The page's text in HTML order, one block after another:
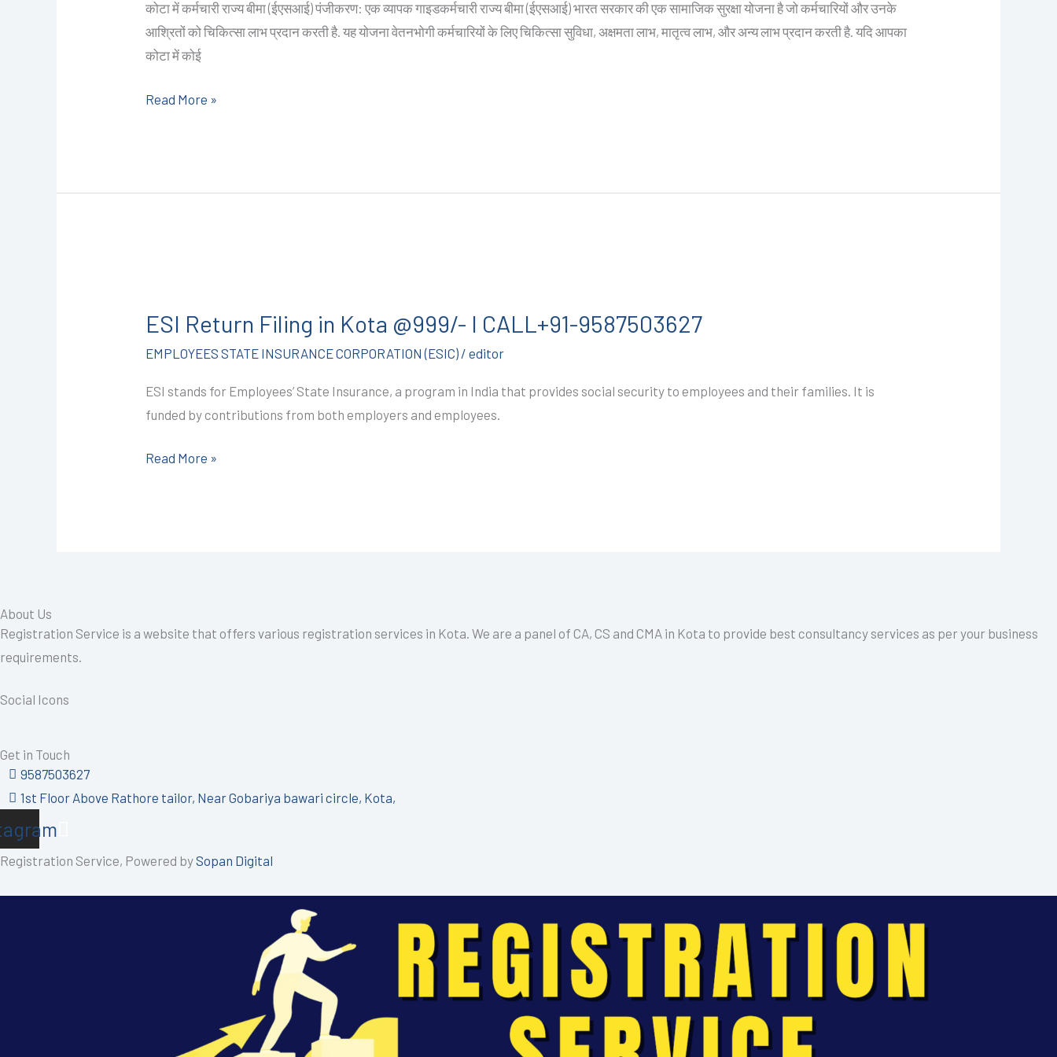
कोटा में कर्मचारी राज्य बीमा (ईएसआई) पंजीकरण: एक व्यापक गाइडकर्मचारी राज्य बीमा (ईएसआई) भारत सरकार की एक सामाजिक सुरक्षा योजना है जो कर्मचारियों और उनके
आश्रितों को चिकित्सा लाभ प्रदान करती है. यह योजना वेतनभोगी कर्मचारियों के लिए चिकित्सा सुविधा, अक्षमता लाभ, मातृत्व लाभ, और अन्य लाभ प्रदान करती है. यदि आपका
कोटा में कोई
(ईएसआई)
पंजीकरण
@2499/-
CALL+91-
Read More »
ESI Return Filing in Kota @999/- I CALL+91-9587503627
EMPLOYEES STATE INSURANCE CORPORATION (ESIC) /editor
ESI stands for Employees’ State Insurance, a program in India that provides social security to employees and their families. It is
funded by contributions from both employers and employees.
Filing
in
@999/-
I
9587503627
Read More »
About Us
Registration Service is a website that offers various registration services in Kota. We are a panel of CA, CS and CMA in Kota to provide best consultancy services as per your business
requirements.
Social Icons
Get in Touch
9587503627
1st Floor Above Rathore tailor, Near Gobariya bawari circle, Kota,
Registration Service, Powered bySopan Digital